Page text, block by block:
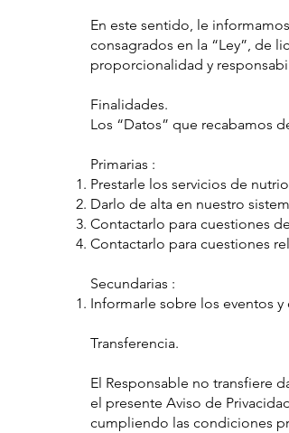
En este sentido, le
consagrados en la “Ley”, de
proporcionalidad y
Finalidades.
Los “Datos” que recabamos
Primarias :
Prestarle los servicios de
Darlo de alta en nuestro
Contactarlo para cuestiones
Contactarlo para cuestiones
Secundarias :
Informarle sobre los eventos
Transferencia.
El Responsable no transfiere
el presente Aviso de
cumpliendo las condiciones